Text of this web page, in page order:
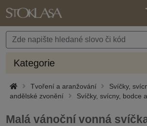
Kategorie
Tvoření a aranžování
Svíčky,
andělské zvonění
Svíčky, svícny, bodce
Malá vánoční vonná